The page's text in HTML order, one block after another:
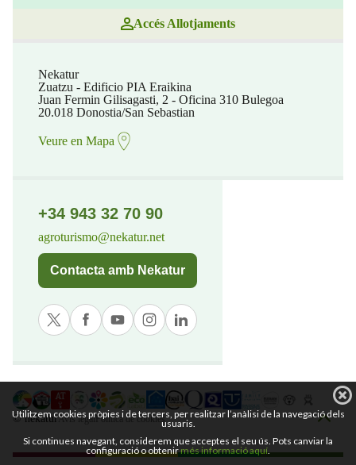
Accés Allotjaments
Nekatur
Zuatzu - Edificio PIA Eraikina
Juan Fermin Gilisagasti, 2 - Oficina 310 Bulegoa
20.018 Donostia/San Sebastian
Veure en Mapa
+34 943 32 70 90
agroturismo@nekatur.net
Contacta amb Nekatur
© nekaturAvís legal Política de cookies
Utilitzem cookies pròpies i de tercers, per realitzar l’anàlisi de la navegació dels
usuaris.
Si continues navegant, considerem que acceptes el seu ús. Pots canviar la
configuració o obtenirmés informació aquí.